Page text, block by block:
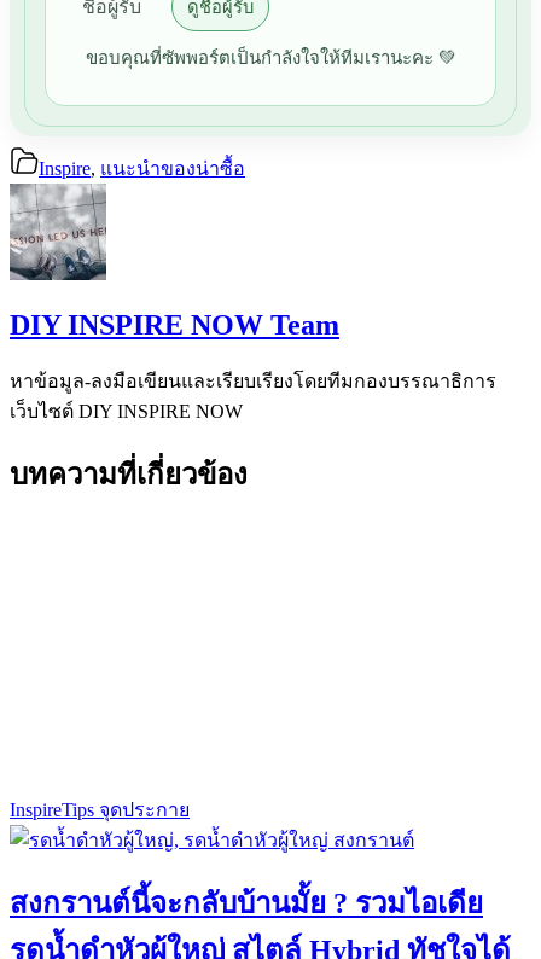
ชื่อผู้รับ ดูชื่อผู้รับ
ขอบคุณที่ซัพพอร์ตเป็นกำลังใจให้ทีมเรานะคะ 💚
Inspire, แนะนำของน่าซื้อ
DIY INSPIRE NOW Team
หาข้อมูล-ลงมือเขียนและเรียบเรียงโดยทีมกองบรรณาธิการ
เว็บไซต์ DIY INSPIRE NOW
บทความที่เกี่ยวข้อง
InspireTips จุดประกาย
สงกรานต์นี้จะกลับบ้านมั้ย ? รวมไอเดีย
รดน้ำดำหัวผู้ใหญ่ สไตล์ Hybrid ทัชใจได้